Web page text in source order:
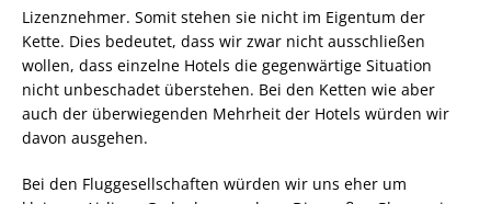
Lizenznehmer. Somit stehen sie nicht im Eigentum der
Kette. Dies bedeutet, dass wir zwar nicht ausschließen
wollen, dass einzelne Hotels die gegenwärtige Situation
nicht unbeschadet überstehen. Bei den Ketten wie aber
auch der überwiegenden Mehrheit der Hotels würden wir
davon ausgehen.
Bei den Fluggesellschaften würden wir uns eher um